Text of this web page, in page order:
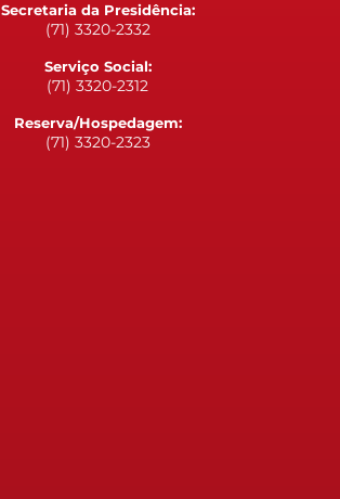
Secretaria da Presidência:
(71) 3320-2332
Serviço Social:
(71) 3320-2312
Reserva/Hospedagem:
(71) 3320-2323